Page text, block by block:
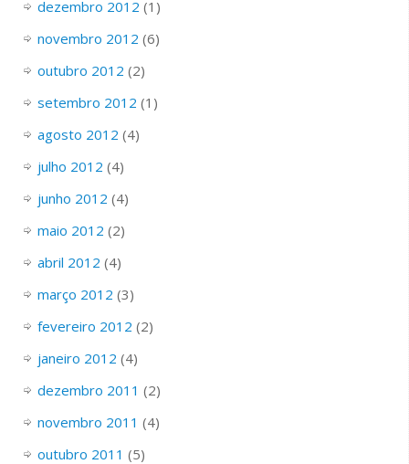
dezembro 2012 (1)
novembro 2012 (6)
outubro 2012 (2)
setembro 2012 (1)
agosto 2012 (4)
julho 2012 (4)
junho 2012 (4)
maio 2012 (2)
abril 2012 (4)
março 2012 (3)
fevereiro 2012 (2)
janeiro 2012 (4)
dezembro 2011 (2)
novembro 2011 (4)
outubro 2011 (5)